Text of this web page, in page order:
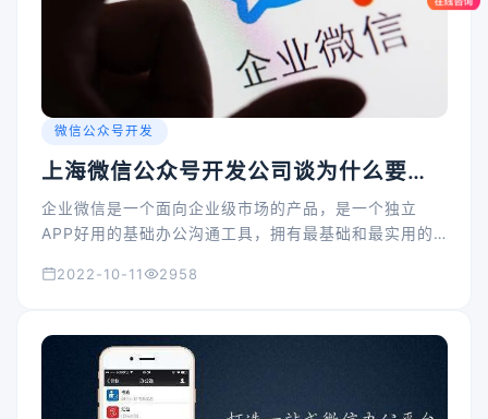
微信公众号开发
上海微信公众号开发公司谈为什么要开
发企业微信？
企业微信是一个面向企业级市场的产品，是一个独立
APP好用的基础办公沟通工具，拥有最基础和最实用的
2022-10-11
2958